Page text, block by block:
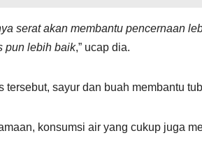
serat akan membantu pencernaan
pun lebih baik,” ucap dia.
tersebut, sayur dan buah membantu
konsumsi air yang cukup juga